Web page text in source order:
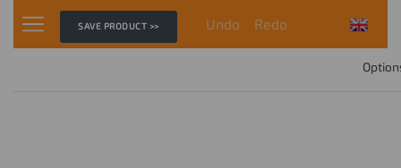
SAVE PRODUCT >> Undo Redo